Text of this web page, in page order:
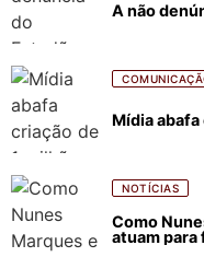
A não
Mídia
NOTÍCIAS
Como
atuam para